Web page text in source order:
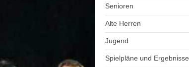
Senioren
Alte Herren
Jugend
Spielpläne und Ergebnisse